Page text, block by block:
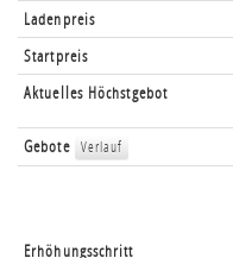
Ladenpreis
Startpreis
Aktuelles Höchstgebot
Gebote Verlauf
Erhöhungsschritt